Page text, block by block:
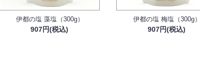
伊都の塩 藻塩（300g）
907円(税込)
伊都の塩 梅塩（300g）
907円(税込)